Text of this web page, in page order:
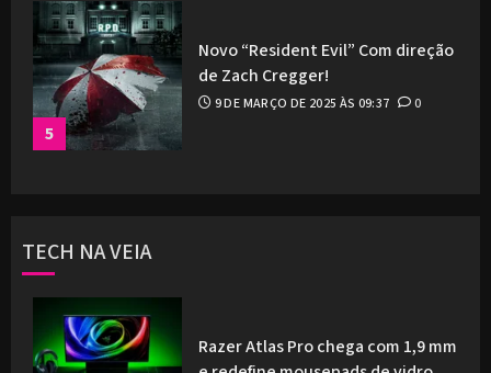
5
Novo “Resident Evil” Com direção
de Zach Cregger!
9 DE MARÇO DE 2025 ÀS 09:37 0
TECH NA VEIA
Razer Atlas Pro chega com 1,9 mm